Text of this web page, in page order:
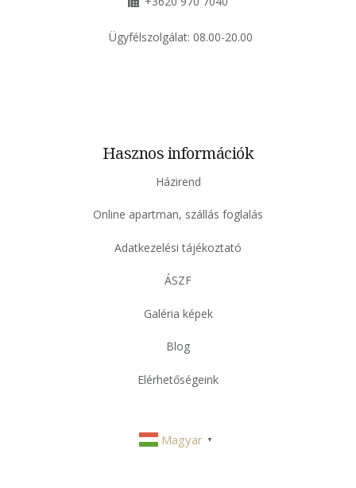
Ügyfélszolgálat: 08.00-20.00
Hasznos információk
Házirend
Online apartman, szállás foglalás
Adatkezelési tájékoztató
ÁSZF
Galéria képek
Blog
Elérhetőségeink
Magyar ▼